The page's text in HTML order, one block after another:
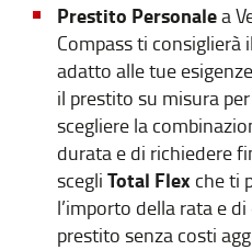
Prestito Personalea
Compass ti consiglierà il
adatto alle tue
il prestito su misura
scegliere la
durata e di richiedere
scegli Total Flex che ti
l’importo della rata e
prestito senza costi